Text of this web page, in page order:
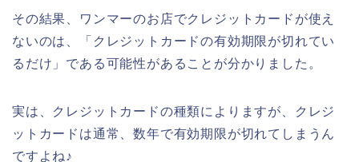
その結果、ワンマーのお店でクレジットカードが使え
ないのは、「クレジットカードの有効期限が切れてい
るだけ」である可能性があることが分かりました。
実は、クレジットカードの種類によりますが、クレジ
ットカードは通常、数年で有効期限が切れてしまうん
ですよね♪